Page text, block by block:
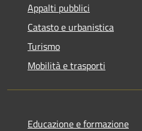
Appalti pubblici
Catasto e urbanistica
Turismo
Mobilità e trasporti
Educazione e formazione